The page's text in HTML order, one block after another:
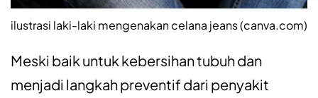
ilustrasi laki-laki mengenakan celana jeans (canva.com)
Meski baik untuk kebersihan tubuh dan
menjadi langkah preventif dari penyakit